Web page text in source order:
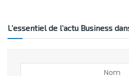
L’essentiel de l’actu Business